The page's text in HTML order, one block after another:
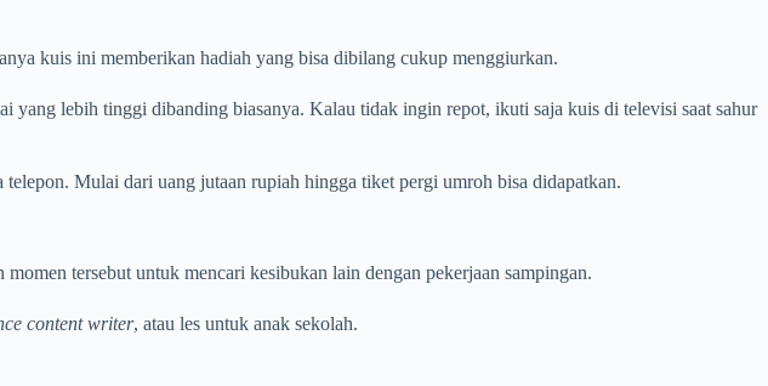
kuis ini memberikan hadiah yang bisa dibilang cukup menggiurkan.
lebih tinggi dibanding biasanya. Kalau tidak ingin repot, ikuti saja kuis di televisi saat sahur
Mulai dari uang jutaan rupiah hingga tiket pergi umroh bisa didapatkan.
tersebut untuk mencari kesibukan lain dengan pekerjaan sampingan.
content writer, atau les untuk anak sekolah.